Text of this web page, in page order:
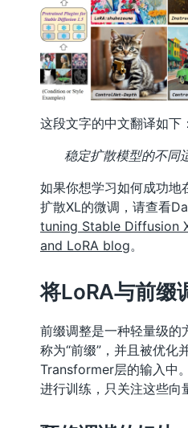
这段文字的中文翻译如下：
稳定扩散模型的不同
如果你想学习如何成功地
扩散XL的微调，请查看
tuning Stable Diffusion
and LoRA blog。
将LoRA与前缀
前缀调整是一种轻量级的
称为“前缀”，并且被优化
Transformer层的输入中
进行训练，只关注这些向